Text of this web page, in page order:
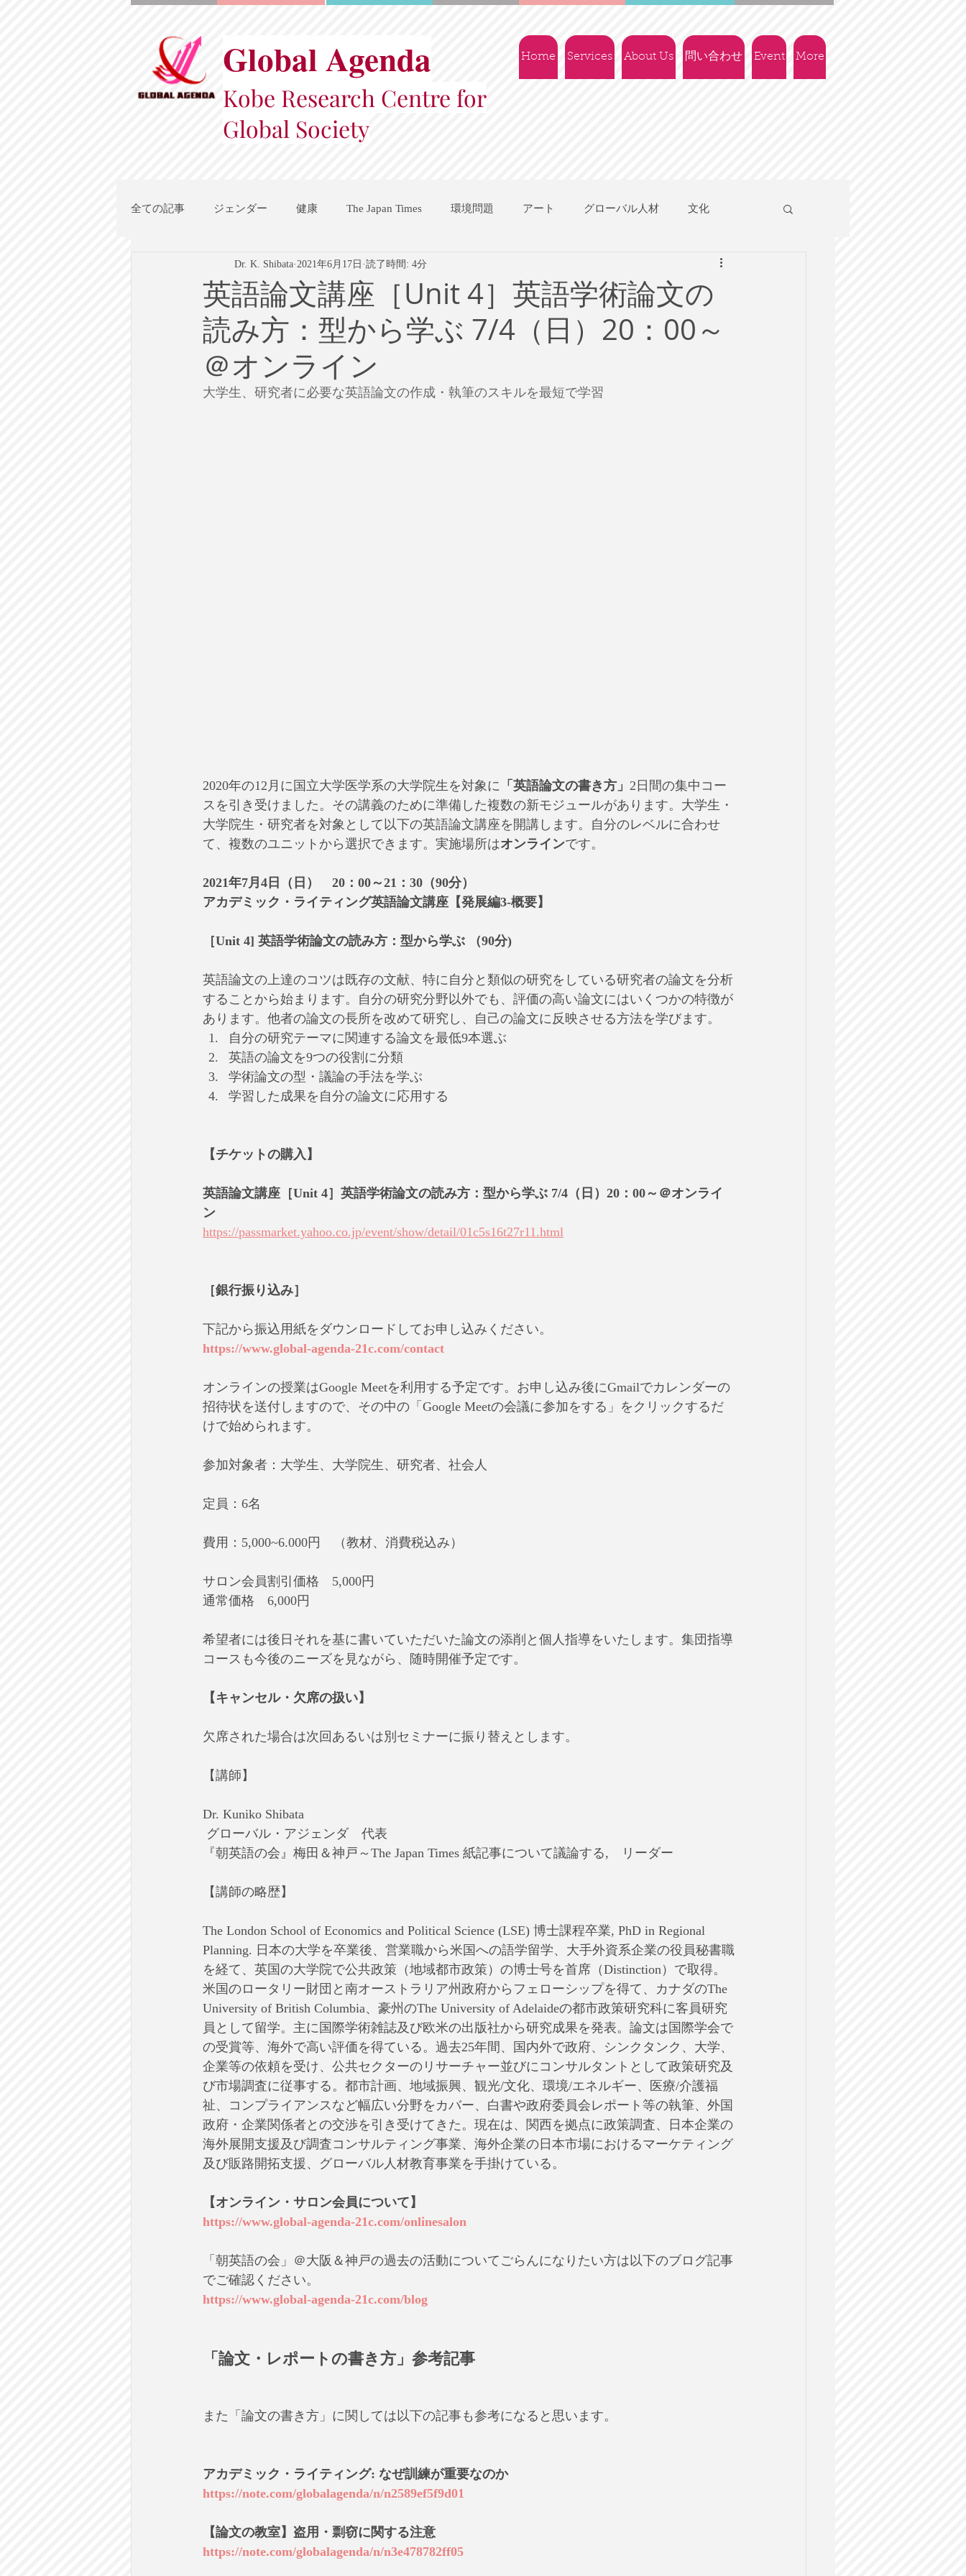
Global Agenda
Kobe Research Centre for
Global Society
Home Services About Us 問い合わせ Event More
全ての記事 ジェンダー 健康 The Japan Times 環境問題 アート グローバル人材 文化
地域都市政策 国際機関 地域振興 社会政策
テクノロジー 政治 ビジネス リスク ブランド 新型コロナウイルス
英語で学ぶ大人の社会科 ライティング
英語論文講座［Unit 4］英語学術論文の
読み方：型から学ぶ 7/4（日）20：00～
＠オンライン
Dr. K. Shibata 2021年6月17日 読了時間: 4分
大学生、研究者に必要な英語論文の作成・執筆のスキルを最短で学習
2020年の12月に国立大学医学系の大学院生を対象に 「英語論文の書き方」 2日間の集中コー
スを引き受けました。その講義のために準備した複数の新モジュールがあります。大学生・
大学院生・研究者を対象として以下の英語論文講座を開講します。自分のレベルに合わせ
て、複数のユニットから選択できます。実施場所はオンラインです。
2021年7月4日（日）　20：00～21：30（90分）
アカデミック・ライティング英語論文講座【発展編3-概要】
［Unit 4] 英語学術論文の読み方：型から学ぶ （90分)
英語論文の上達のコツは既存の文献、特に自分と類似の研究をしている研究者の論文を分析
することから始まります。自分の研究分野以外でも、評価の高い論文にはいくつかの特徴が
あります。他者の論文の長所を改めて研究し、自己の論文に反映させる方法を学びます。
自分の研究テーマに関連する論文を最低9本選ぶ
英語の論文を9つの役割に分類
学術論文の型・議論の手法を学ぶ
学習した成果を自分の論文に応用する
【チケットの購入】
英語論文講座［Unit 4］英語学術論文の読み方：型から学ぶ 7/4（日）20：00～＠オンライ
ン
https://passmarket.yahoo.co.jp/event/show/detail/01c5s16t27r11.html
［銀行振り込み］
下記から振込用紙をダウンロードしてお申し込みください。
https://www.global-agenda-21c.com/contact
オンラインの授業はGoogle Meetを利用する予定です。お申し込み後にGmailでカレンダーの
招待状を送付しますので、その中の「Google Meetの会議に参加をする」をクリックするだ
けで始められます。
参加対象者：大学生、大学院生、研究者、社会人
定員：6名
費用：5,000~6.000円　（教材、消費税込み）
サロン会員割引価格　5,000円
通常価格　6,000円
希望者には後日それを基に書いていただいた論文の添削と個人指導をいたします。集団指導
コースも今後のニーズを見ながら、随時開催予定です。
【キャンセル・欠席の扱い】
欠席された場合は次回あるいは別セミナーに振り替えとします。
【講師】
Dr. Kuniko Shibata
グローバル・アジェンダ　代表
『朝英語の会』梅田＆神戸～The Japan Times 紙記事について議論する,　リーダー
【講師の略歴】
The London School of Economics and Political Science (LSE) 博士課程卒業, PhD in Regional
Planning. 日本の大学を卒業後、営業職から米国への語学留学、大手外資系企業の役員秘書職
を経て、英国の大学院で公共政策（地域都市政策）の博士号を首席（Distinction）で取得。
米国のロータリー財団と南オーストラリア州政府からフェローシップを得て、カナダのThe
University of British Columbia、豪州のThe University of Adelaideの都市政策研究科に客員研究
員として留学。主に国際学術雑誌及び欧米の出版社から研究成果を発表。論文は国際学会で
の受賞等、海外で高い評価を得ている。過去25年間、国内外で政府、シンクタンク、大学、
企業等の依頼を受け、公共セクターのリサーチャー並びにコンサルタントとして政策研究及
び市場調査に従事する。都市計画、地域振興、観光/文化、環境/エネルギー、医療/介護福
祉、コンプライアンスなど幅広い分野をカバー、白書や政府委員会レポート等の執筆、外国
政府・企業関係者との交渉を引き受けてきた。現在は、関西を拠点に政策調査、日本企業の
海外展開支援及び調査コンサルティング事業、海外企業の日本市場におけるマーケティング
及び販路開拓支援、グローバル人材教育事業を手掛けている。
【オンライン・サロン会員について】
https://www.global-agenda-21c.com/onlinesalon
「朝英語の会」＠大阪＆神戸の過去の活動についてごらんになりたい方は以下のブログ記事
でご確認ください。
https://www.global-agenda-21c.com/blog
「論文・レポートの書き方」参考記事
また「論文の書き方」に関しては以下の記事も参考になると思います。
アカデミック・ライティング: なぜ訓練が重要なのか
https://note.com/globalagenda/n/n2589ef5f9d01
【論文の教室】盗用・剽窃に関する注意
https://note.com/globalagenda/n/n3e478782ff05